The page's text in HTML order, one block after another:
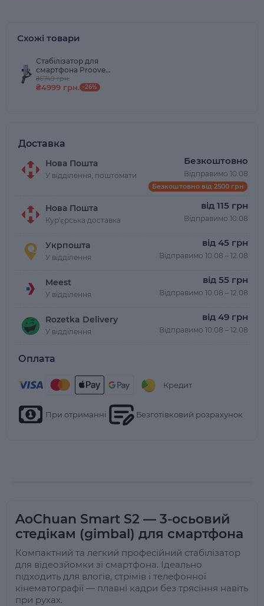
Схожі товари
Стабілізатор для
смартфона Proove
Vector Gimbal Stabilizer з
AI-трекінгом та LED-
₴6749 грн.
₴4999 грн. -26%
Доставка
Нова Пошта
У відділення, поштомати
Безкоштовно
Відправимо 10.08
Безкоштовно від 2500 грн
Нова Пошта
Курʼєрська доставка
від 115 грн
Відправимо 10.08
Укрпошта
У відділення
від 45 грн
Відправимо 10.08 – 12.08
Meest
У відділення
від 55 грн
Відправимо 10.08 – 12.08
Rozetka Delivery
У відділення
від 49 грн
Відправимо 10.08 – 12.08
Оплата
Кредит
При отриманні Безготівковий розрахунок
AoChuan Smart S2 — 3-осьовий
стедікам (gimbal) для смартфона
Компактний та легкий професійний стабілізатор
для відеозйомки зі смартфона. Ідеально
підходить для влогів, стрімів і телефонної
кінематографії — плавні кадри без трясіння навіть
при рухах.